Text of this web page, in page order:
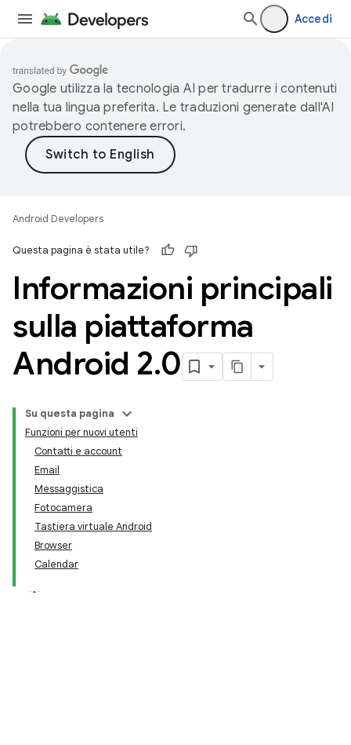
Accedi
Google utilizza la tecnologia AI per tradurre i contenuti
nella tua lingua preferita. Le traduzioni generate dall'AI
potrebbero contenere errori.
Android Developers
Questa pagina è stata utile?
Informazioni principali
sulla piattaforma
Android 2.0
Su questa pagina
Funzioni per nuovi utenti
Contatti e account
Email
Messaggistica
Fotocamera
Tastiera virtuale Android
Browser
Calendar